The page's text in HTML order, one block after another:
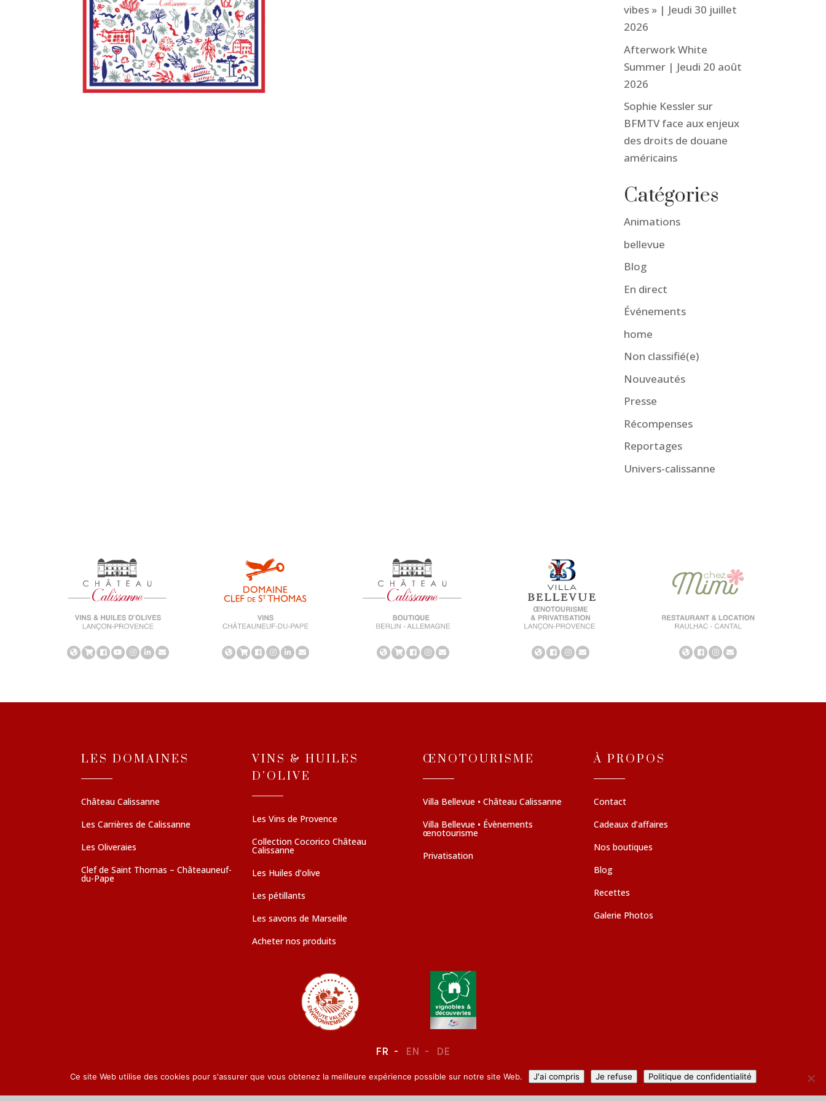
vibes » | Jeudi 30 juillet
2026
Afterwork White
Summer | Jeudi 20 août
2026
Sophie Kessler sur
BFMTV face aux enjeux
des droits de douane
américains
Catégories
Animations
bellevue
Blog
En direct
Événements
home
Non classifié(e)
Nouveautés
Presse
Récompenses
Reportages
Univers-calissanne
LES DOMAINES
Château Calissanne
Les Carrières de Calissanne
Les Oliveraies
Clef de Saint Thomas – Châteauneuf-
du-Pape
VINS & HUILES
D'OLIVE
Les Vins de Provence
Collection Cocorico Château
Calissanne
Les Huiles d’olive
Les pétillants
Les savons de Marseille
Acheter nos produits
ŒNOTOURISME
Villa Bellevue • Château Calissanne
Villa Bellevue • Évènements
œnotourisme
Privatisation
À PROPOS
Contact
Cadeaux d’affaires
Nos boutiques
Blog
Recettes
Galerie Photos
FR EN DE
Ce site Web utilise des cookies pour s'assurer que vous obtenez la meilleure expérience possible sur notre site Web. J'ai compris Je refuse Politique de confidentialité